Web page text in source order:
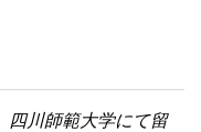
四川師範大学にて留